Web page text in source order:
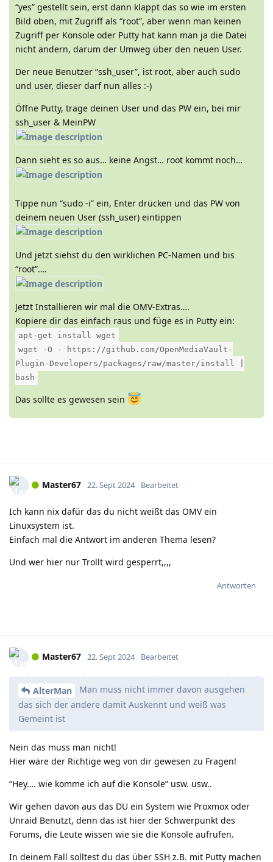
“yes” gestellt sein, erst dann klappt das so wie im ersten
Bild oben, mit Zugriff als “root”, aber wenn man keinen
Zugriff per Konsole oder Putty hat kann man ja die Datei
nicht ändern, darum der Umweg über den neuen User.
Der neue Benutzer “ssh_user”, ist root, aber auch sudo
und user, dieser darf nun alles :-)
Öffne Putty, trage deinen User und das PW ein, bei mir
ssh_user & MeinPW
Dann sieht es so aus… keine Angst… root kommt noch…
Tippe nun “sudo -i” ein, Enter drücken und das PW von
deinem neuen User (ssh_user) eintippen
Und jetzt siehst du den wirklichen PC-Namen und bis
“root”….
Jetzt Installieren wir mal die OMV-Extras….
Kopiere dir das einfach raus und füge es in Putty ein:
apt-get install wget
wget -O - https://github.com/OpenMediaVault-
Plugin-Developers/packages/raw/master/install |
bash
Das sollte es gewesen sein
Master67 22. Sept 2024 Bearbeitet
Ich kann nix dafür das du nicht weißt das OMV ein
Linuxsystem ist.
Einfach mal die Antwort im anderen Thema lesen?
Und wer hier nur Trollt wird gesperrt,,,,
Antworten
Master67 22. Sept 2024 Bearbeitet
AlterMan
Man muss nicht immer davon ausgehen
das sich der andere damit Auskennt und weiß was
Gemeint ist
Nein das muss man nicht!
Hier wäre der Richtige weg von dir gewesen zu Fragen!
“Hey…. wie komme ich auf die Konsole” usw. usw..
Wir gehen davon aus das DU ein System wie Proxmox oder
Unraid Benutzt, denn das ist hier der Schwerpunkt des
Forums, die Leute wissen wie sie die Konsole aufrufen.
In deinem Fall solltest du das über SSH z.B. mit Putty machen